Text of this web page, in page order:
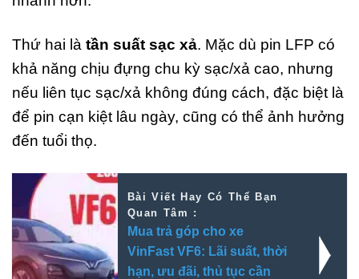
Thứ hai là tần suất sạc xả. Mặc dù pin LFP có
khả năng chịu đựng chu kỳ sạc/xả cao, nhưng
nếu liên tục sạc/xả không đúng cách, đặc biệt là
để pin cạn kiệt lâu ngày, cũng có thể ảnh hưởng
đến tuổi thọ.
Bài Viết Hay Có Thể Bạn
Quan Tâm :
Mua trả góp cho xe
VinFast VF6: Lãi suất, thời
hạn, ưu đãi, thủ tục cần